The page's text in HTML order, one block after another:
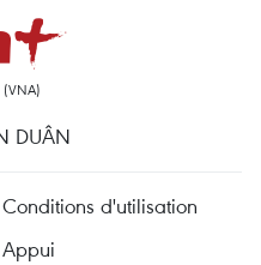
(VNA)
DUÂN
Conditions d'utilisation
Appui